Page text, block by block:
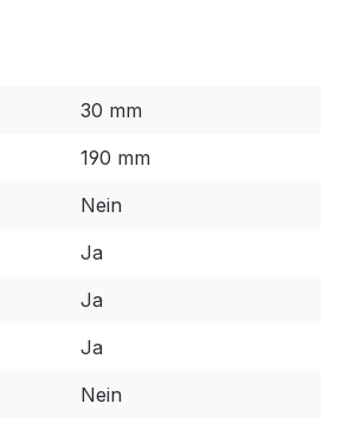
30 mm
190 mm
Nein
Ja
Ja
Ja
Nein